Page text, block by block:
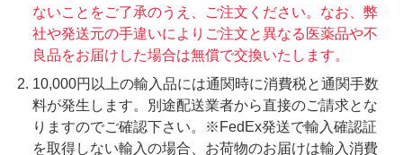
ないことをご了承のうえ、ご注文ください。なお、弊
社や発送元の手違いによりご注文と異なる医薬品や不
良品をお届けした場合は無償で交換いたします。
10,000円以上の輸入品には通関時に消費税と通関手数
料が発生します。別途配送業者から直接のご請求とな
りますのでご確認下さい。※FedEx発送で輸入確認証
を取得しない輸入の場合、お荷物のお届けは輸入消費